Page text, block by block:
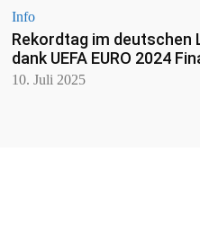
Info
Rekordtag im deutschen
dank UEFA EURO 2024
10. Juli 2025